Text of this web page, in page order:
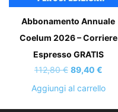
Abbonamento Annuale
Coelum 2026 – Corriere
Espresso GRATIS
112,80€ Il
prezzo
89,40 €Il
Aggiungi al carrello